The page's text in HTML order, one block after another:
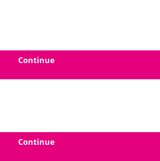
Continue
Continue